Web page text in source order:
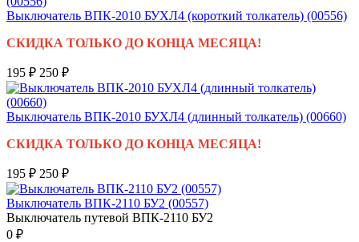
Выключатель ВПК-2010 БУХЛ4 (короткий толкатель) (00556)
СКИДКА ТОЛЬКО ДО КОНЦА МЕСЯЦА!
195 ₽ 250 ₽
Выключатель ВПК-2010 БУХЛ4 (длинный толкатель) (00660)
СКИДКА ТОЛЬКО ДО КОНЦА МЕСЯЦА!
195 ₽ 250 ₽
Выключатель ВПК-2110 БУ2 (00557)
Выключатель путевой ВПК-2110 БУ2
0 ₽